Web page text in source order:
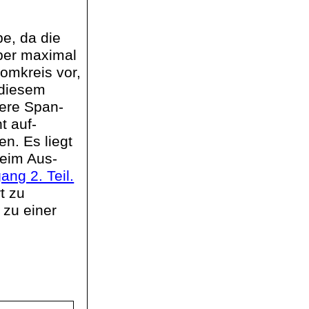
da die
maximal
vor,
Span-
auf-
Es liegt
Aus-
2. Teil.
zu
einer